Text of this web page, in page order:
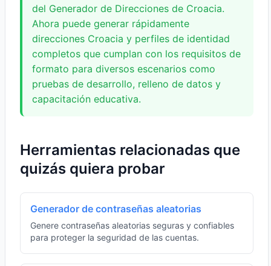
del Generador de Direcciones de Croacia.
Ahora puede generar rápidamente
direcciones Croacia y perfiles de identidad
completos que cumplan con los requisitos de
formato para diversos escenarios como
pruebas de desarrollo, relleno de datos y
capacitación educativa.
Herramientas relacionadas que
quizás quiera probar
Generador de contraseñas aleatorias
Genere contraseñas aleatorias seguras y confiables
para proteger la seguridad de las cuentas.